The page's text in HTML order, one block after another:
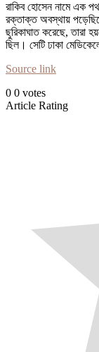
রাকিব হোসেন নামে এক
রক্তাক্ত অবস্থায়
ছুরিকাঘাত করেছে, তারা
ছিল। সেটি ঢাকা
Source link
0 0 votes
Article Rating